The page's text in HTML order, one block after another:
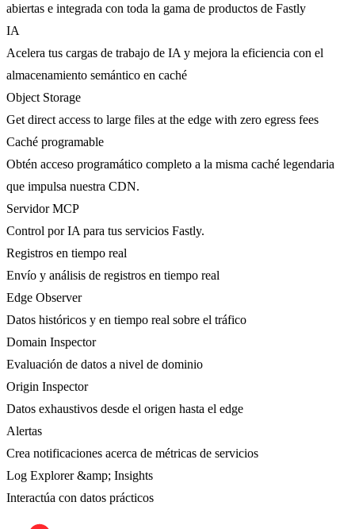
abiertas e integrada con toda la gama de productos de Fastly
IA
Acelera tus cargas de trabajo de IA y mejora la eficiencia con el
almacenamiento semántico en caché
Object Storage
Get direct access to large files at the edge with zero egress fees
Caché programable
Obtén acceso programático completo a la misma caché legendaria
que impulsa nuestra CDN.
Servidor MCP
Control por IA para tus servicios Fastly.
Registros en tiempo real
Envío y análisis de registros en tiempo real
Edge Observer
Datos históricos y en tiempo real sobre el tráfico
Domain Inspector
Evaluación de datos a nivel de dominio
Origin Inspector
Datos exhaustivos desde el origen hasta el edge
Alertas
Crea notificaciones acerca de métricas de servicios
Log Explorer &amp; Insights
Interactúa con datos prácticos